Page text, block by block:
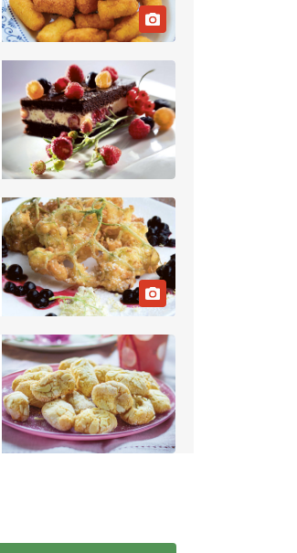
vinarsko
posestvo
EKOloško =
logično: ekološka
kmetija KURNIK
EKOloško =
logično: ekološka
kmetija HOMAR
EKOloško =
Ekološko
kmetijstvo brez
škropljenja?
EKOloško =
logično: ekološka
kmetija
ALTENBAHER
EKOloško =
logično:
ekološko
oljarstvo
MORGAN
EKOloško =
logično: ekološka
kmetija FREŠER
EKIPE